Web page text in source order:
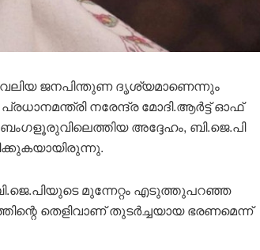
ജനപിന്തുണ ദൃശ്യമാണെന്നും
നരേന്ദ്ര മോദി.ആർട്ട് ഓഫ്
ബംഗളൂരുവിലെത്തിയ അദ്ദേഹം, ബി.ജെ.പി
മുന്നേറ്റം എടുത്തുപറഞ്ഞ
തെളിവാണ് തുടർച്ചയായ ഭരണമെന്ന്